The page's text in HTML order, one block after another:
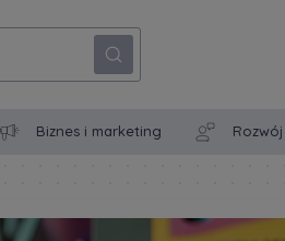
Biznes i marketing